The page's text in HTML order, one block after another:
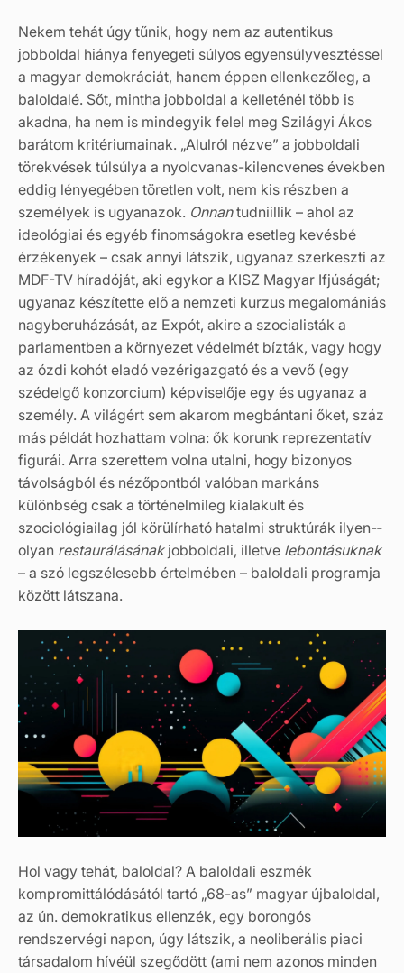
Nekem tehát úgy tűnik, hogy nem az autentikus
jobboldal hiánya fenyegeti súlyos egyensúlyvesztéssel
a magyar demokráciát, hanem éppen ellenkezőleg, a
baloldalé. Sőt, mintha jobboldal a kelleténél több is
akadna, ha nem is mindegyik felel meg Szilágyi Ákos
barátom kritériumainak. „Alulról nézve” a jobboldali
törekvések túlsúlya a nyolcvanas-kilencvenes években
eddig lényegében töretlen volt, nem kis részben a
személyek is ugyanazok. Onnantudniillik – ahol az
ideológiai és egyéb finomságokra esetleg kevésbé
érzékenyek – csak annyi látszik, ugyanaz szerkeszti az
MDF-TV híradóját, aki egykor a KISZ Magyar Ifjúságát;
ugyanaz készítette elő a nemzeti kurzus megalomániás
nagyberuházását, az Expót, akire a szocialisták a
parlamentben a környezet védelmét bízták, vagy hogy
az ózdi kohót eladó vezérigazgató és a vevő (egy
szédelgő konzorcium) képviselője egy és ugyanaz a
személy. A világért sem akarom megbántani őket, száz
más példát hozhattam volna: ők korunk reprezentatív
figurái. Arra szerettem volna utalni, hogy bizonyos
távolságból és nézőpontból valóban markáns
különbség csak a történelmileg kialakult és
szociológiailag jól körülírható hatalmi struktúrák ilyen-­
olyan restaurálásának jobboldali, illetve lebontásuknak
– a szó legszélesebb értelmében – baloldali programja
között látszana.
Hol vagy tehát, baloldal? A baloldali eszmék
kompromittálódásától tartó „68-as” magyar újbaloldal,
az ún. demokratikus ellenzék, egy borongós
rendszervégi napon, úgy látszik, a neoliberális piaci
társadalom hívéül szegődött (ami nem azonos minden